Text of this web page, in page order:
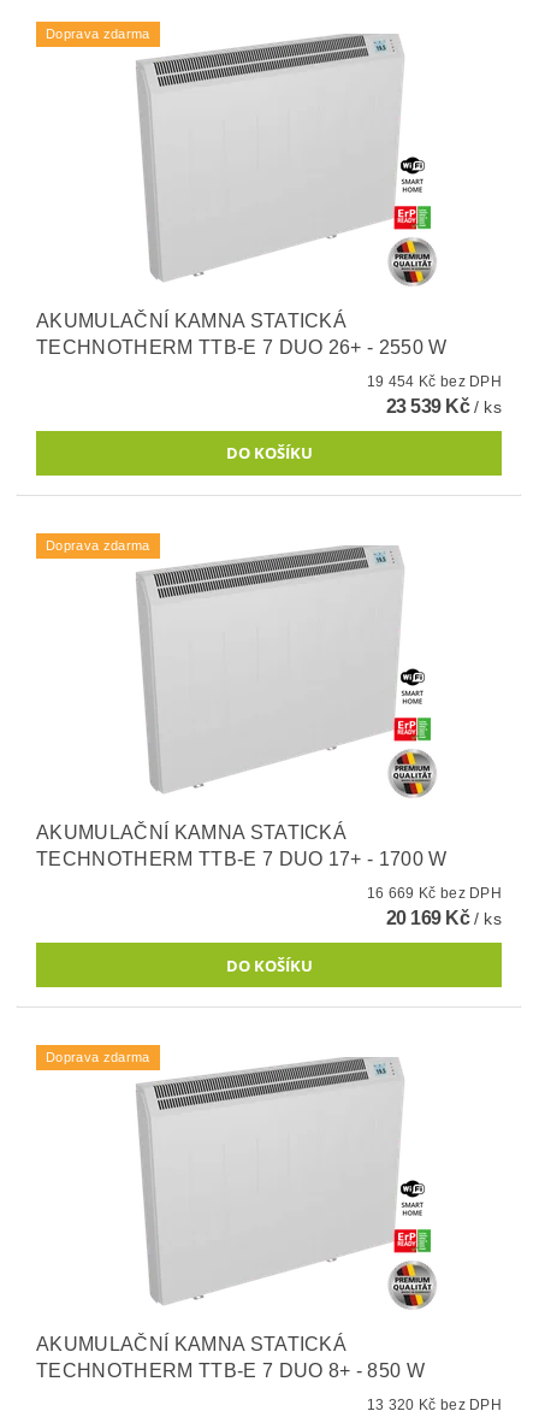
Doprava zdarma
AKUMULAČNÍ KAMNA STATICKÁ
TECHNOTHERM TTB-E 7 DUO 26+ - 2550 W
19 454 Kč bez DPH
23 539 Kč/ ks
Doprava zdarma
AKUMULAČNÍ KAMNA STATICKÁ
TECHNOTHERM TTB-E 7 DUO 17+ - 1700 W
16 669 Kč bez DPH
20 169 Kč/ ks
Doprava zdarma
AKUMULAČNÍ KAMNA STATICKÁ
TECHNOTHERM TTB-E 7 DUO 8+ - 850 W
13 320 Kč bez DPH